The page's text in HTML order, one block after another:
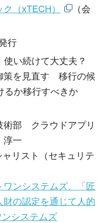
ク（xTECH）
（会
行
使い続けて大丈夫？
策を見直す 移行の候
るか移行すべきか
部 クラウドアプリ
一
リスト（セキュリテ
ワンシステムズ、「匠
の認定を通じて人的
システムズ